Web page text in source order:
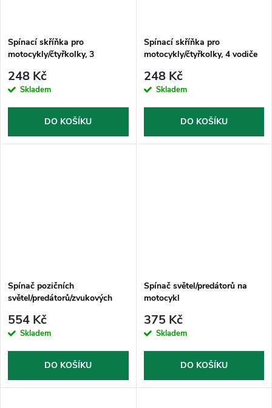
ů
Spínací skříňka pro
motocykly/čtyřkolky, 3
248 Kč
Skladem
DO KOŠÍKU
Spínací skříňka pro
motocykly/čtyřkolky, 4 vodiče
248 Kč
Skladem
DO KOŠÍKU
Spínač pozičních
světel/predátorů/zvukových
554 Kč
Skladem
DO KOŠÍKU
Spínač světel/predátorů na
motocykl
375 Kč
Skladem
DO KOŠÍKU